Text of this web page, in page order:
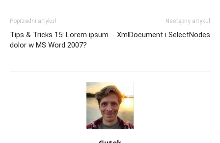
Poprzedni artykuł
Tips & Tricks 15: Lorem ipsum
dolor w MS Word 2007?
Następny artykuł
XmlDocument i SelectNodes